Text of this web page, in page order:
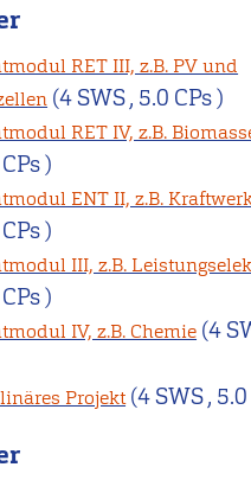
RET III, z.B. PV und
(4 SWS , 5.0 CPs )
RET IV, z.B.
)
ENT II, z.B.
)
III, z.B.
)
IV, z.B. Chemie (4
Projekt (4 SWS ,